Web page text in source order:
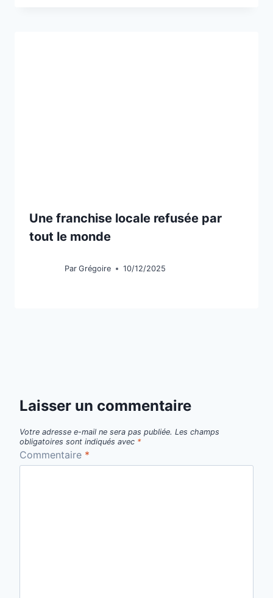
Une franchise locale refusée par
tout le monde
Par Grégoire 10/12/2025
Laisser un commentaire
Votre adresse e-mail ne sera pas publiée. Les champs
obligatoires sont indiqués avec *
Commentaire *